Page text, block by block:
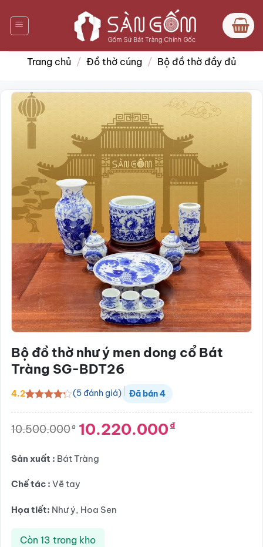
qua
nội
dung
Trang chủ / Đồ thờ cúng / Bộ đồ thờ đầy đủ
Bộ đồ thờ như ý men dong cổ Bát
Tràng SG-BDT26
4.2
đánh giá
(5đánh giá) Đã bán4
10.500.000₫
Giá
là:
10.220.000₫
Giá
tại
10.220.000₫.
Sản xuất : Bát Tràng
Chế tác : Vẽ tay
Họa tiết: Như ý, Hoa Sen
Còn 13 trong kho